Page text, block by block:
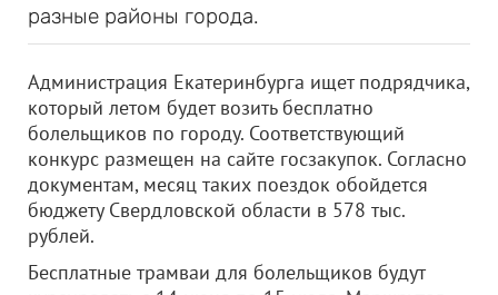
разные районы города.
Администрация Екатеринбурга ищет подрядчика,
который летом будет возить бесплатно
болельщиков по городу. Соответствующий
конкурс размещен на сайте госзакупок. Согласно
документам, месяц таких поездок обойдется
бюджету Свердловской области в 578 тыс.
рублей.
Бесплатные трамваи для болельщиков будут